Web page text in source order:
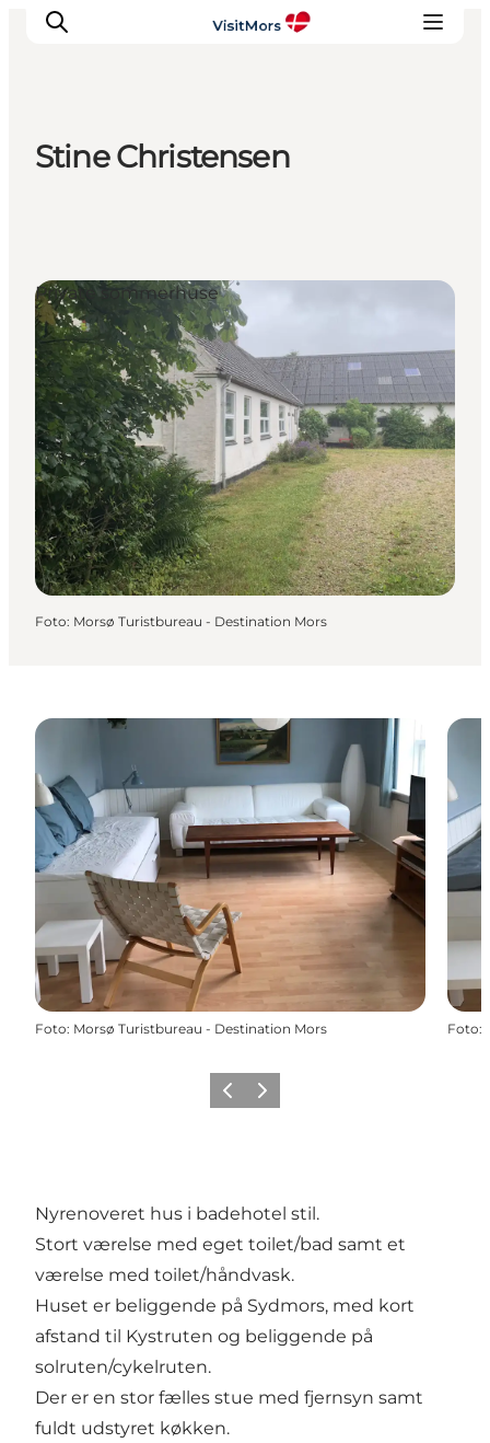
Overnatning
Pakketure / Ferieophold
Planlæg din tur
Stine Christensen
Private sommerhuse
Foto: Morsø Turistbureau - Destination Mors
Foto: Morsø Turistbureau - Destination Mors Foto:
Forrige billede
Næste billede
Nyrenoveret hus i badehotel stil.
Stort værelse med eget toilet/bad samt et
værelse med toilet/håndvask.
Huset er beliggende på Sydmors, med kort
afstand til Kystruten og beliggende på
solruten/cykelruten.
Der er en stor fælles stue med fjernsyn samt
fuldt udstyret køkken.